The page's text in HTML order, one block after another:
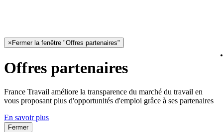
× Fermer la fenêtre "Offres partenaires"
Offres partenaires
France Travail améliore la transparence du marché du travail en
vous proposant plus d'opportunités d'emploi grâce à ses partenaires
En savoir plus
Fermer